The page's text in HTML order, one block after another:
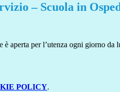
– Scuola in
è aperta per l’utenza ogni giorno da
POLICY.